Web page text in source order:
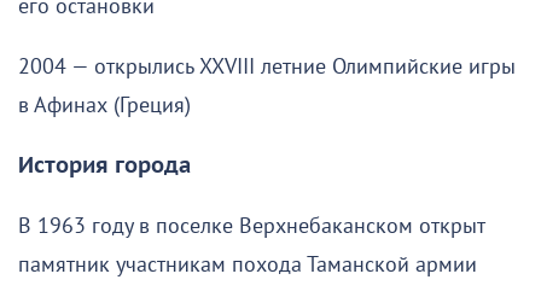
его остановки
2004 — открылись XXVIII летние Олимпийские игры
в Афинах (Греция)
История города
В 1963 году в поселке Верхнебаканском открыт
памятник участникам похода Таманской армии